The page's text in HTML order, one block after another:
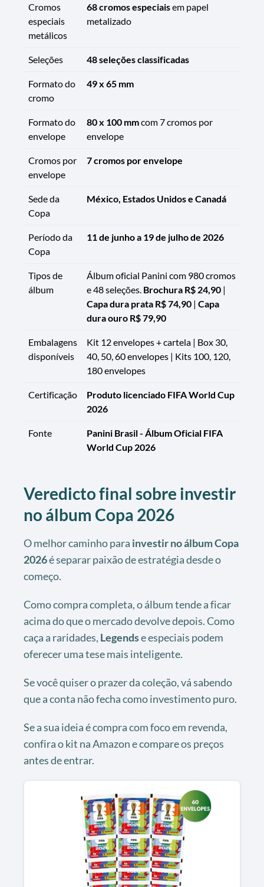
Cromos
especiais
metálicos
68 cromos especiaisem papel
metalizado
Seleções 48 seleções classificadas
Formato do
cromo
49 x 65 mm
Formato do
envelope
80 x 100 mmcom 7 cromos por
envelope
Cromos por
envelope
7 cromos por envelope
Sede da
Copa
México, Estados Unidos e Canadá
Período da
Copa
11 de junho a 19 de julho de 2026
Tipos de
álbum
Álbum oficial Panini com 980 cromos
e 48 seleções. Brochura R$ 24,90 |
Capa dura prata R$ 74,90 | Capa
dura ouro R$ 79,90
Embalagens
disponíveis
Kit 12 envelopes + cartela | Box 30,
40, 50, 60 envelopes | Kits 100, 120,
180 envelopes
Certificação
Produto licenciado FIFA World Cup
2026
Fonte
Panini Brasil - Álbum Oficial FIFA
World Cup 2026
Veredicto final sobre investir
no álbum Copa 2026
O melhor caminho para investir no álbum Copa
2026é separar paixão de estratégia desde o
começo.
Como compra completa, o álbum tende a ficar
acima do que o mercado devolve depois. Como
caça a raridades, Legendse especiais podem
oferecer uma tese mais inteligente.
Se você quiser o prazer da coleção, vá sabendo
que a conta não fecha como investimento puro.
Se a sua ideia é compra com foco em revenda,
confira o kit na Amazon e compare os preços
antes de entrar.